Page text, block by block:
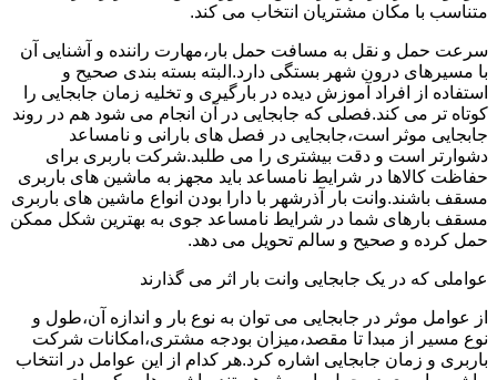
متناسب با مکان مشتریان انتخاب می کند.
سرعت حمل و نقل به مسافت حمل بار،مهارت راننده و آشنایی آن
با مسیرهای درون شهر بستگی دارد.البته بسته بندی صحیح و
استفاده از افراد آموزش دیده در بارگیری و تخلیه زمان جابجایی را
کوتاه تر می کند.فصلی که جابجایی در آن انجام می شود هم در روند
جابجایی موثر است،جابجایی در فصل های بارانی و نامساعد
دشوارتر است و دقت بیشتری را می طلبد.شرکت باربری برای
حفاظت کالاها در شرایط نامساعد باید مجهز به ماشین های باربری
مسقف باشند.وانت بار آذرشهر با دارا بودن انواع ماشین های باربری
مسقف بارهای شما در شرایط نامساعد جوی به بهترین شکل ممکن
حمل کرده و صحیح و سالم تحویل می دهد.
عواملی که در یک جابجایی وانت بار اثر می گذارند
از عوامل موثر در جابجایی می توان به نوع بار و اندازه آن،طول و
نوع مسیر از مبدا تا مقصد،میزان بودجه مشتری،امکانات شرکت
باربری و زمان جابجایی اشاره کرد.هر کدام از این عوامل در انتخاب